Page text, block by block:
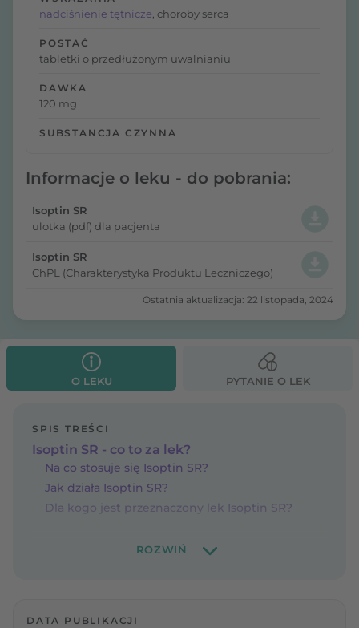
nadciśnienie tętnicze , choroby serca
POSTAĆ
tabletki o przedłużonym uwalnianiu
DAWKA
120 mg
SUBSTANCJA CZYNNA
Informacje o leku - do pobrania:
Isoptin SR
ulotka (pdf) dla pacjenta
Isoptin SR
ChPL (Charakterystyka Produktu Leczniczego)
Ostatnia aktualizacja: 22 listopada, 2024
O LEKU PYTANIE O LEK
SPIS TREŚCI
Isoptin SR - co to za lek?
Na co stosuje się Isoptin SR?
Jak działa Isoptin SR?
Dla kogo jest przeznaczony lek Isoptin SR?
DATA PUBLIKACJI